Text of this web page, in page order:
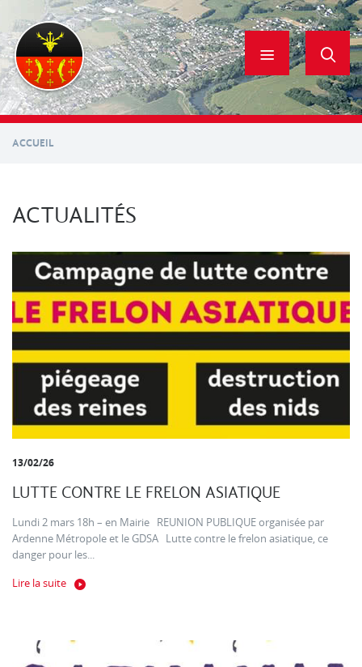
contenu
principal
ACCUEIL
ACTUALITÉS
13/02/26
LUTTE CONTRE LE FRELON ASIATIQUE
Lundi 2 mars 18h – en Mairie REUNION PUBLIQUE organisée par
Ardenne Métropole et le GDSA Lutte contre le frelon asiatique, ce
danger pour les...
Lire la suite